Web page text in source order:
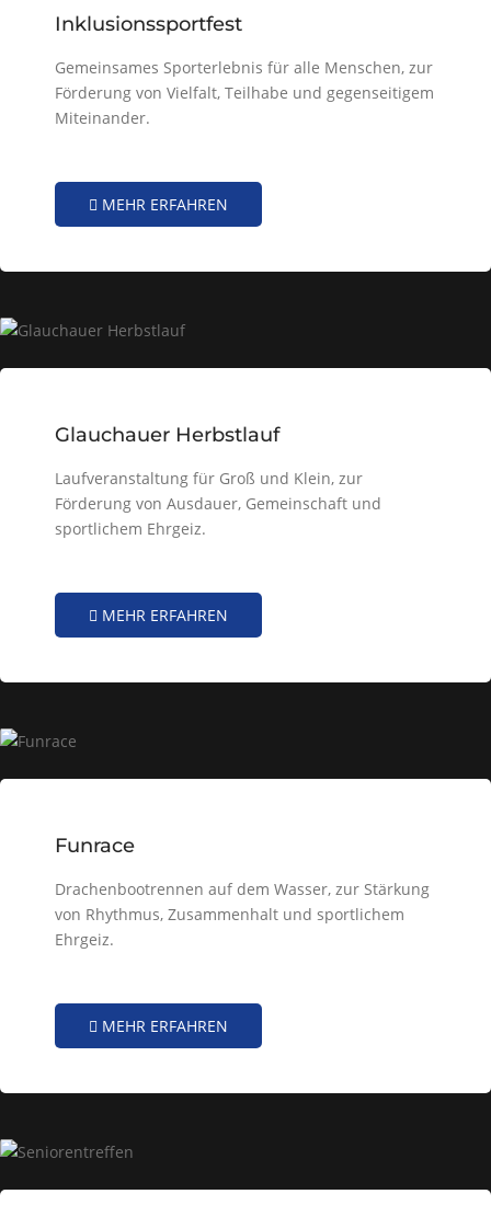
Inklusionssportfest
Gemeinsames Sporterlebnis für alle Menschen, zur
Förderung von Vielfalt, Teilhabe und gegenseitigem
Miteinander.
MEHR ERFAHREN
Glauchauer Herbstlauf
Laufveranstaltung für Groß und Klein, zur
Förderung von Ausdauer, Gemeinschaft und
sportlichem Ehrgeiz.
MEHR ERFAHREN
Funrace
Drachenbootrennen auf dem Wasser, zur Stärkung
von Rhythmus, Zusammenhalt und sportlichem
Ehrgeiz.
MEHR ERFAHREN